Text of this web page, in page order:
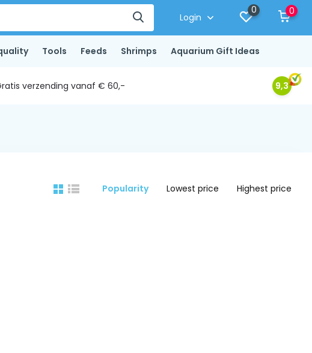
Login
0 0
Tools Feeds Shrimps Aquarium Gift Ideas
verzending vanaf € 60,- 9,3
Popularity Lowest price Highest price